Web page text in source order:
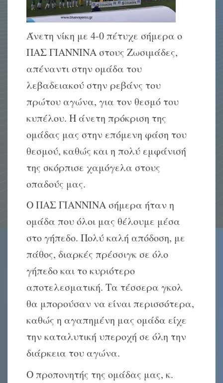
Άνετη νίκη με 4-0 πέτυχε σήμερα ο
ΠΑΣ ΓΙΑΝΝΙΝΑ στους Ζωσιμάδες,
απέναντι στην ομάδα του
λεβαδειακού στην ρεβάνς του
πρώτου αγώνα, για τον θεσμό του
κυπέλου. Η άνετη πρόκριση της
ομάδας μας στην επόμενη φάση του
θεσμού, καθώς και η πολύ εμφάνισή
της σκόρπισε χαμόγελα στους
οπαδούς μας.
Ο ΠΑΣ ΓΙΑΝΝΙΝΑ σήμερα ήταν η
ομάδα που όλοι μας θέλουμε μέσα
στο γήπεδο. Πολύ καλή απόδοση, με
πάθος, διαρκές πρέσσιγκ σε όλο
γήπεδο και το κυριότερο
αποτελεσματική. Τα τέσσερα γκολ
θα μπορούσαν να είναι περισσότερα,
καθώς η αγαπημένη μας ομάδα είχε
την καταλυτική υπεροχή σε όλη την
διάρκεια του αγώνα.
Ο προπονητής της ομάδας μας, κ.